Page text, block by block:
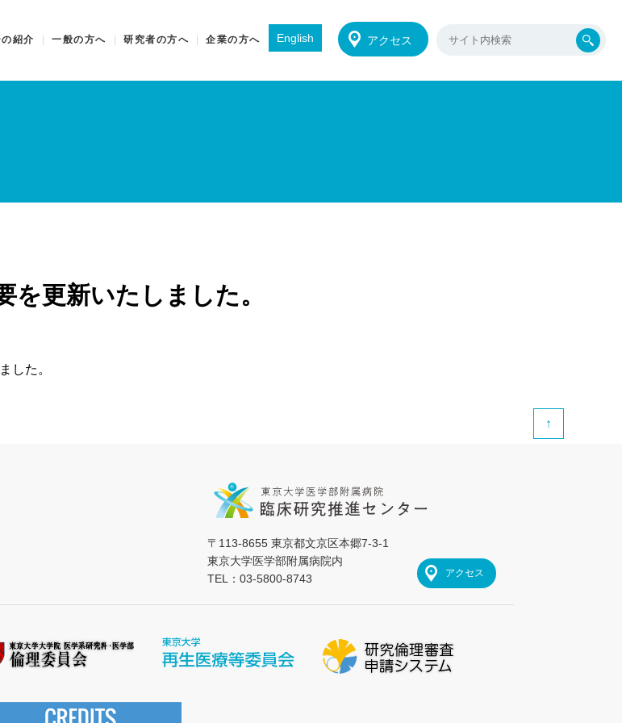
紹介 一般の方へ 研究者の方へ 企業の方へ アクセス
English
を更新いたしました。
した。
↑
〒113-8655 東京都文京区本郷7-3-1
東京大学医学部附属病院内
TEL：03-5800-8743
アクセス